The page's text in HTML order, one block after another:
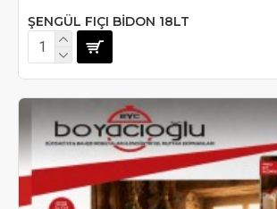
ŞENGÜL FIÇI BİDON 18LT